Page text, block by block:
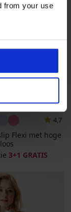
from your use
4,7
Flexi met hoge
3+1 GRATIS